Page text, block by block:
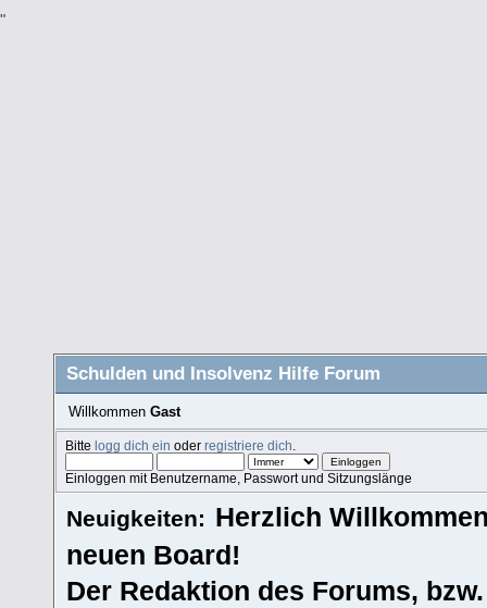
"
Schulden und Insolvenz Hilfe Forum
Willkommen Gast
Bittelogg dich ein oderregistriere dich
Einloggen mit Benutzername, Passwort und Sitzungslänge
Neuigkeiten: Herzlich
neuen Board!
Der Redaktion des Forums,